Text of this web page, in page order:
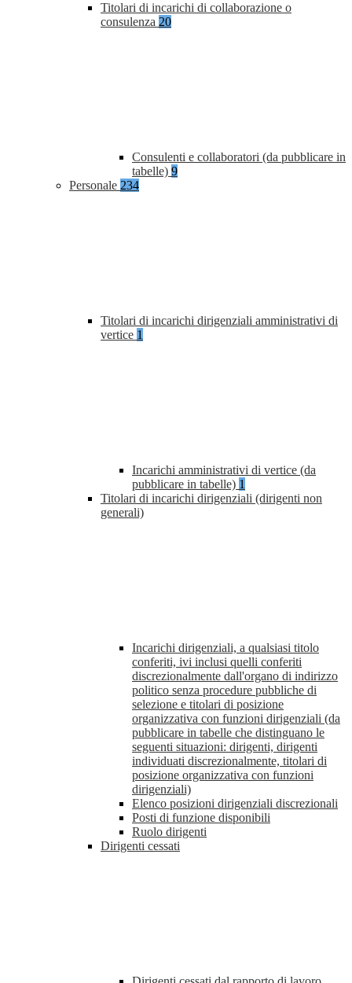
Titolari di incarichi di collaborazione o
consulenza 20
Consulenti e collaboratori (da pubblicare in
tabelle) 9
Personale 234
Titolari di incarichi dirigenziali amministrativi di
vertice 1
Incarichi amministrativi di vertice (da
pubblicare in tabelle) 1
Titolari di incarichi dirigenziali (dirigenti non
generali)
Incarichi dirigenziali, a qualsiasi titolo
conferiti, ivi inclusi quelli conferiti
discrezionalmente dall'organo di indirizzo
politico senza procedure pubbliche di
selezione e titolari di posizione
organizzativa con funzioni dirigenziali (da
pubblicare in tabelle che distinguano le
seguenti situazioni: dirigenti, dirigenti
individuati discrezionalmente, titolari di
posizione organizzativa con funzioni
dirigenziali)
Elenco posizioni dirigenziali discrezionali
Posti di funzione disponibili
Ruolo dirigenti
Dirigenti cessati